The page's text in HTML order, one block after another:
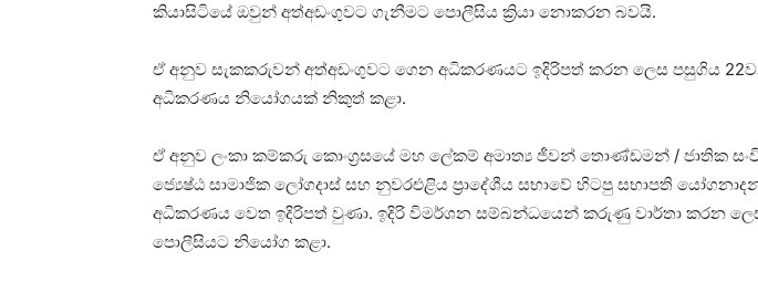
කියාසිටියේ ඔවුන් අත්අඩංගුවට ගැනීමට පොලීසිය ක්‍රියා නොකරන බවයි.
ඒ අනුව සැකකරුවන් අත්අඩංගුවට ගෙන අධිකරණයට ඉදිරිපත් කරන ලෙස පසුගිය
අධිකරණය නියෝගයක් නිකුත් කළා.
ඒ අනුව ලංකා කම්කරු කොංග්‍රසයේ මහ ලේකම් අමාත්‍ය ජීවන් තොණ්ඩමන් / ජාතික
ජ්‍යෙෂ්ඨ සාමාජික ලෝගදාස් සහ නුවරඑළිය ප්‍රාදේශීය සභාවේ හිටපු සභාපති
අධිකරණය වෙත ඉදිරිපත් වුණා. ඉදිරි විමර්ශන සම්බන්ධයෙන් කරුණු වාර්තා කරන
පොලීසියට නියෝග කළා.